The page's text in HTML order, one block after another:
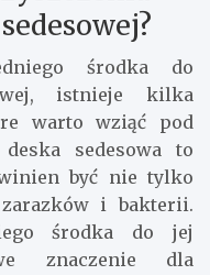
środka do
istnieje kilka
warto wziąć pod
sedesowa to
być nie tylko
i bakterii.
środka do jej
znaczenie dla